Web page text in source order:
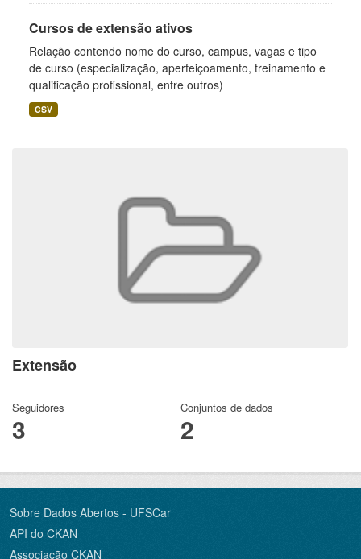
Extensão
Seguidores
3
Conjuntos de dados
2
Cursos de extensão ativos
Relação contendo nome do curso, campus, vagas e tipo
de curso (especialização, aperfeiçoamento, treinamento e
qualificação profissional, entre outros)
CSV
Sobre Dados Abertos - UFSCar
API do CKAN
Associação CKAN